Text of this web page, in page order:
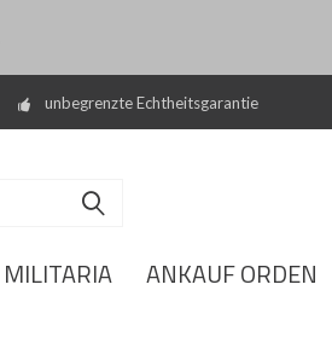
unbegrenzte Echtheitsgarantie
MILITARIA ANKAUF ORDEN